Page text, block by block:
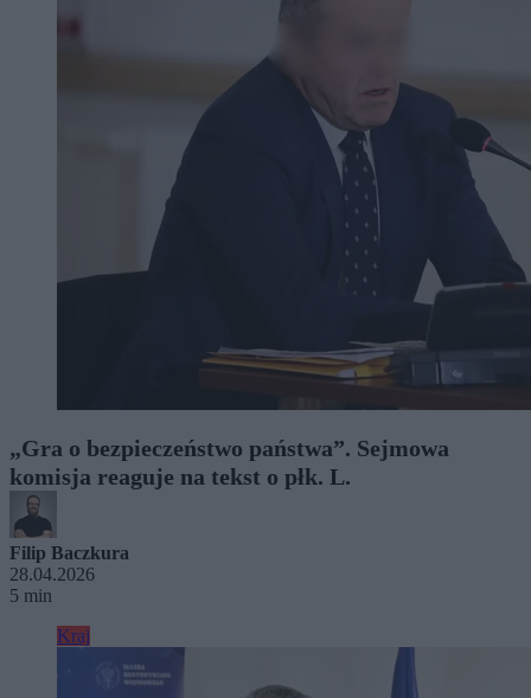
„Gra o bezpieczeństwo państwa”. Sejmowa
komisja reaguje na tekst o płk. L.
Filip Baczkura
28.04.2026
5 min
Kraj